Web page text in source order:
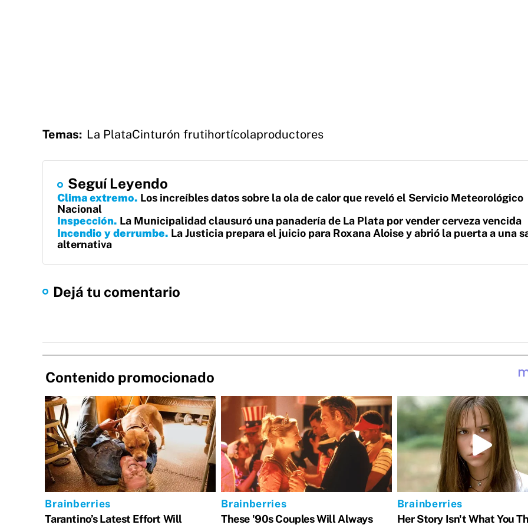
Temas: La PlataCinturón frutihortícolaproductores
Seguí Leyendo
Clima extremo Los increíbles datos sobre la ola de calor que reveló el Servicio Meteorológico
Nacional
Inspección La Municipalidad clausuró una panadería de La Plata por vender cerveza vencida
Incendio y derrumbe La Justicia prepara el juicio para Roxana Aloise y abrió la puerta a una
alternativa
Dejá tu comentario